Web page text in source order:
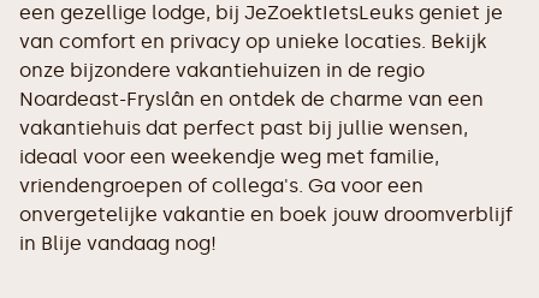
een gezellige lodge, bij JeZoektIetsLeuks geniet je
van comfort en privacy op unieke locaties. Bekijk
onze bijzondere vakantiehuizen in de regio
Noardeast-Fryslân en ontdek de charme van een
vakantiehuis dat perfect past bij jullie wensen,
ideaal voor een weekendje weg met familie,
vriendengroepen of collega's. Ga voor een
onvergetelijke vakantie en boek jouw droomverblijf
in Blije vandaag nog!